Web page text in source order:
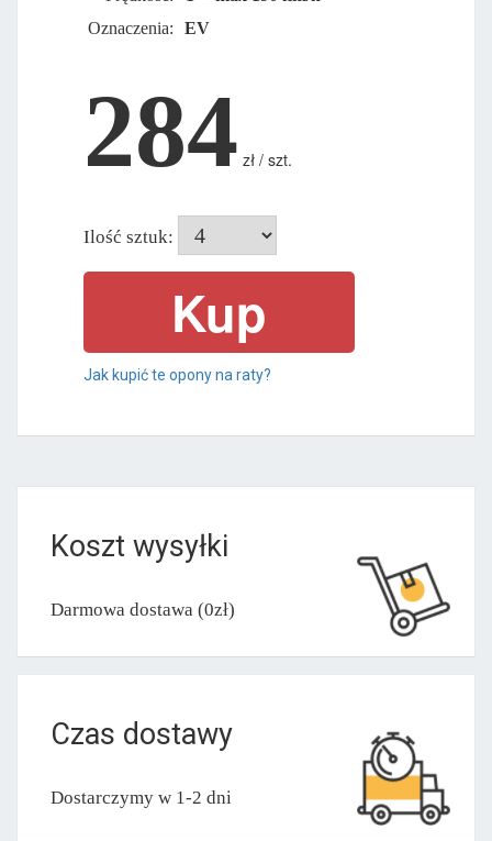
Oznaczenia:
EV
284 zł / szt.
Ilość sztuk:
Jak kupić te opony na raty?
Koszt wysyłki
Darmowa dostawa (0zł)
Czas dostawy
Dostarczymy w 1-2 dni